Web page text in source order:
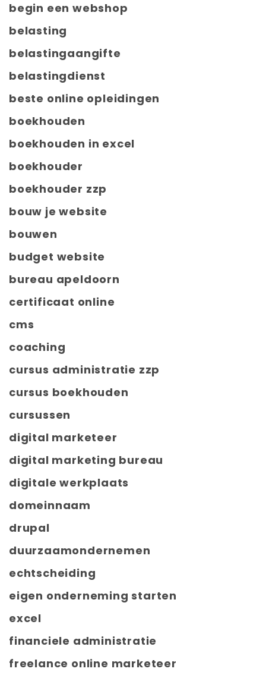
begin een webshop
belasting
belastingaangifte
belastingdienst
beste online opleidingen
boekhouden
boekhouden in excel
boekhouder
boekhouder zzp
bouw je website
bouwen
budget website
bureau apeldoorn
certificaat online
cms
coaching
cursus administratie zzp
cursus boekhouden
cursussen
digital marketeer
digital marketing bureau
digitale werkplaats
domeinnaam
drupal
duurzaamondernemen
echtscheiding
eigen onderneming starten
excel
financiele administratie
freelance online marketeer